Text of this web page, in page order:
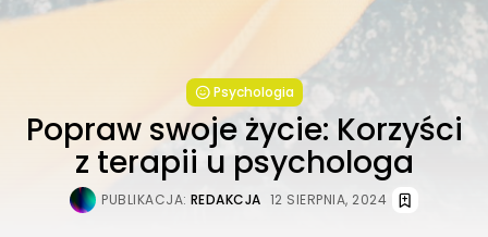
Psychologia
Popraw swoje życie: Korzyści
z terapii u psychologa
PUBLIKACJA: REDAKCJA 12 SIERPNIA, 2024